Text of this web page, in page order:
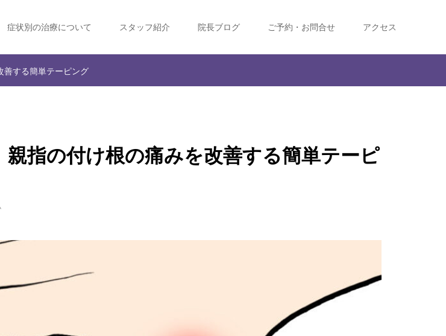
症状別の治療について スタッフ紹介 院長ブログ ご予約・お問合せ アクセス
善する簡単テーピング
親指の付け根の痛みを改善する簡単テーピ